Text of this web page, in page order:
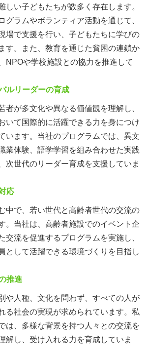
しい子どもたちが数多く存在します。
グラムやボランティア活動を通じて、
場で支援を行い、子どもたちに学びの
す。また、教育を通じた貧困の連鎖か
NPOや学校施設との協力を推進して
ルリーダーの育成
者が多文化や異なる価値観を理解し、
いて国際的に活躍できる力を身につけ
います。当社のプログラムでは、異文
業体験、語学学習を組み合わせた実践
次世代のリーダー育成を支援していま
応
中で、若い世代と高齢者世代の交流の
。当社は、高齢者施設でのイベント企
交流を促進するプログラムを実施し、
として活躍できる環境づくりを目指し
推進
や人種、文化を問わず、すべての人が
る社会の実現が求められています。私
は、多様な背景を持つ人々との交流を
解し、受け入れる力を育成していま